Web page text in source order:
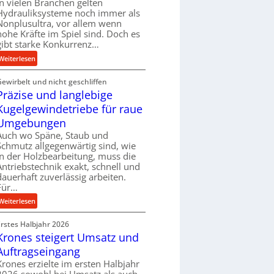
e
r
f
o
r
m
c
e
b
e
i
m
D
r
ü
c
p
r
o
z
vielen Branchen gelten
noch immer als
vor allem wenn
Kräfte im Spiel sind. Doch es
starke Konkurrenz…
:
K
u
g
l
g
e
w
i
n
e
t
r
e
b
u
und nicht geschliffen
und langlebige
für raue
wo Späne, Staub und
allgegenwärtig sind, wie
der Holzbearbeitung, muss die
exakt, schnell und
zuverlässig arbeiten.
:
P
r
ä
i
s
Halbjahr 2026
steigert Umsatz und
erzielte im ersten Halbjahr